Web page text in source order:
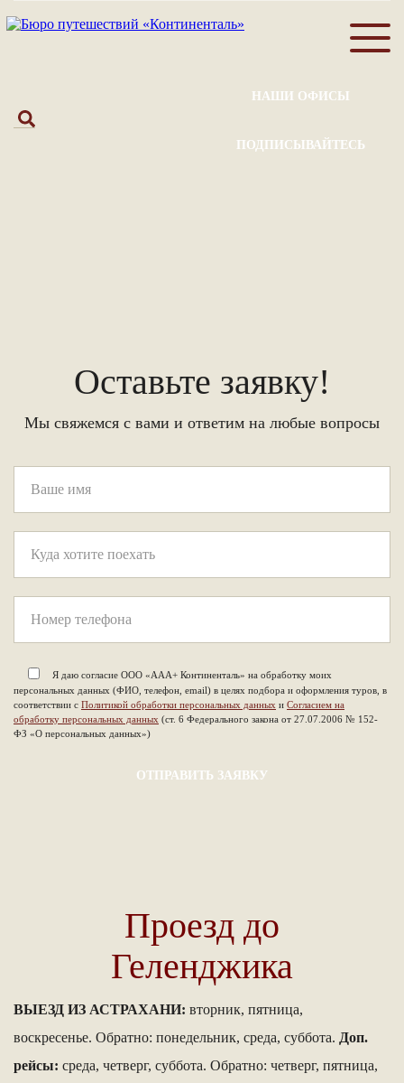
НАШИ ОФИСЫ
ПОДПИСЫВАЙТЕСЬ
Оставьте заявку!
Мы свяжемся с вами и ответим на любые вопросы
Я даю согласие ООО «ААА+ Континенталь» на обработку моих
персональных данных (ФИО, телефон, email) в целях подбора и оформления туров, в
соответствии с Политикой обработки персональных данных и Согласием на
обработку персональных данных (ст. 6 Федерального закона от 27.07.2006 № 152-
ФЗ «О персональных данных»)
Проезд до
Геленджика
ВЫЕЗД ИЗ АСТРАХАНИ: вторник, пятница,
воскресенье. Обратно: понедельник, среда, суббота. Доп.
рейсы: среда, четверг, суббота. Обратно: четверг, пятница,